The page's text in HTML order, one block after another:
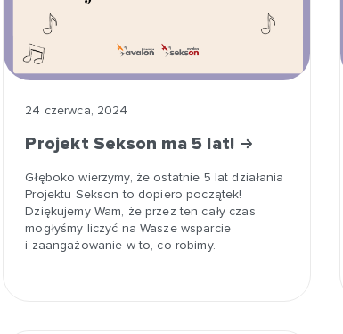
24 czerwca, 2024
Projekt Sekson ma 5 lat!
Głęboko wierzymy, że ostatnie 5 lat działania
Projektu Sekson to dopiero początek!
Dziękujemy Wam, że przez ten cały czas
mogłyśmy liczyć na Wasze wsparcie
i zaangażowanie w to, co robimy.